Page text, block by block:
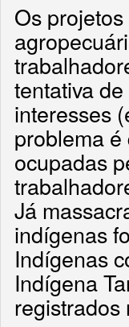
Os
tentativa
interesses
problema
ocupadas
Já
indígenas
Indígenas
Indígena
registrados